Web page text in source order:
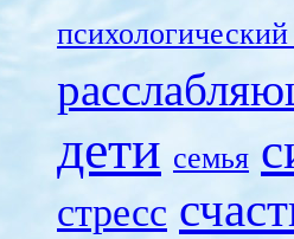
дети семья
стресс